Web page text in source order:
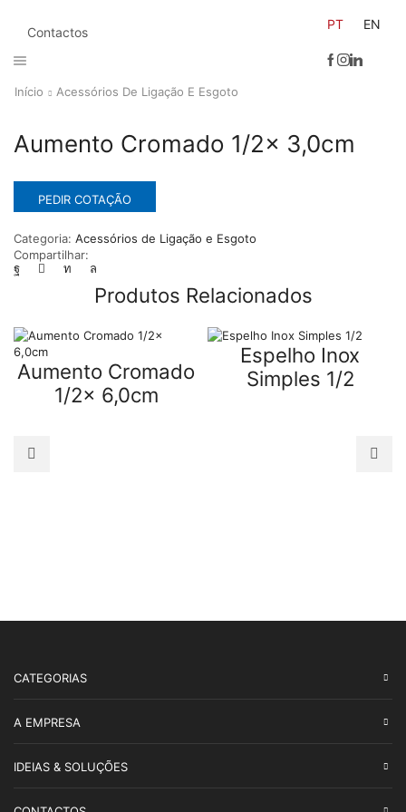
Contactos
PT EN
Início Acessórios De Ligação E Esgoto
Aumento Cromado 1/2x 3,0cm
PEDIR COTAÇÃO
Categoria: Acessórios de Ligação e Esgoto
Compartilhar:
Produtos Relacionados
Aumento Cromado
1/2x 6,0cm
Espelho Inox
Simples 1/2
CATEGORIAS
A EMPRESA
IDEIAS & SOLUÇÕES